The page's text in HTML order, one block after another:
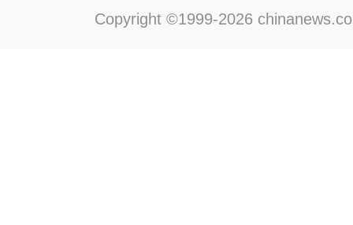
Copyright ©1999-2026